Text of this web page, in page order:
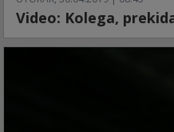
Video: Kolega,